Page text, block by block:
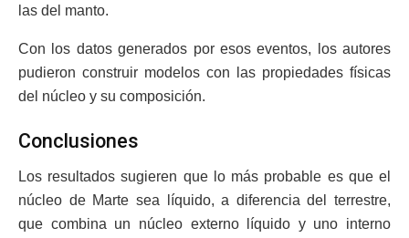
las del manto.
Con los datos generados por esos eventos, los autores
pudieron construir modelos con las propiedades físicas
del núcleo y su composición.
Conclusiones
Los resultados sugieren que lo más probable es que el
núcleo de Marte sea líquido, a diferencia del terrestre,
que combina un núcleo externo líquido y uno interno